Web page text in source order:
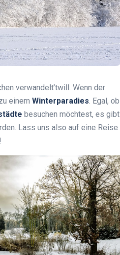
verwandelt’twill. Wenn der
einem Winterparadies. Egal, ob
besuchen möchtest, es gibt
Lass uns also auf eine Reise
Top Artikel